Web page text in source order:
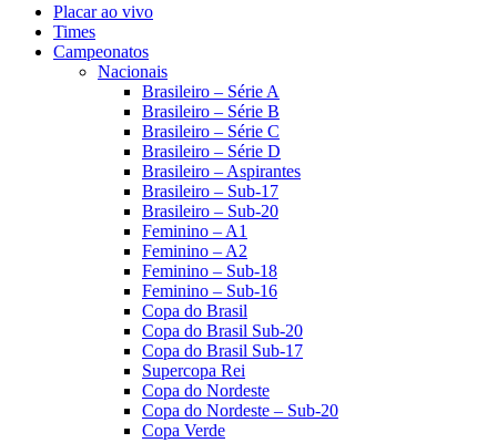
Placar ao vivo
Times
Campeonatos
Nacionais
Brasileiro – Série A
Brasileiro – Série B
Brasileiro – Série C
Brasileiro – Série D
Brasileiro – Aspirantes
Brasileiro – Sub-17
Brasileiro – Sub-20
Feminino – A1
Feminino – A2
Feminino – Sub-18
Feminino – Sub-16
Copa do Brasil
Copa do Brasil Sub-20
Copa do Brasil Sub-17
Supercopa Rei
Copa do Nordeste
Copa do Nordeste – Sub-20
Copa Verde